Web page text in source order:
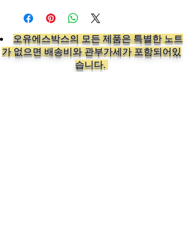
오유에스박스의 ​모든 제품은 특별한 노트
가 없으면 배송비와 관부가세가 포함되어있
습니다.